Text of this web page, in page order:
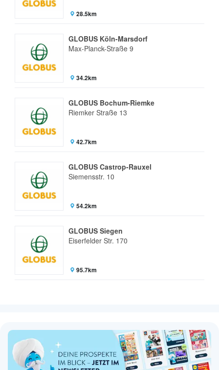
28.5km
GLOBUS Köln-Marsdorf
Max-Planck-Straße 9
34.2km
GLOBUS Bochum-Riemke
Riemker Straße 13
42.7km
GLOBUS Castrop-Rauxel
Siemensstr. 10
54.2km
GLOBUS Siegen
Eiserfelder Str. 170
95.7km